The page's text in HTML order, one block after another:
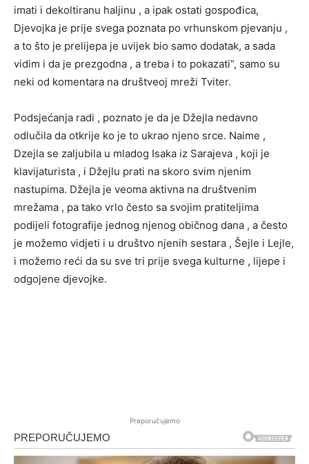
imati i dekoltiranu haljinu , a ipak ostati gospođica,
Djevojka je prije svega poznata po vrhunskom pjevanju ,
a to što je prelijepa je uvijek bio samo dodatak, a sada
vidim i da je prezgodna , a treba i to pokazati”, samo su
neki od komentara na društveoj mreži Tviter.
Podsjećanja radi , poznato je da je Džejla nedavno
odlučila da otkrije ko je to ukrao njeno srce. Naime ,
Dzejla se zaljubila u mladog Isaka iz Sarajeva , koji je
klavijaturista , i Džejlu prati na skoro svim njenim
nastupima. Džejla je veoma aktivna na društvenim
mrežama , pa tako vrlo često sa svojim pratiteljima
podijeli fotografije jednog njenog običnog dana , a često
je možemo vidjeti i u društvo njenih sestara , Šejle i Lejle,
i možemo reći da su sve tri prije svega kulturne , lijepe i
odgojene djevojke.
Preporučujemo